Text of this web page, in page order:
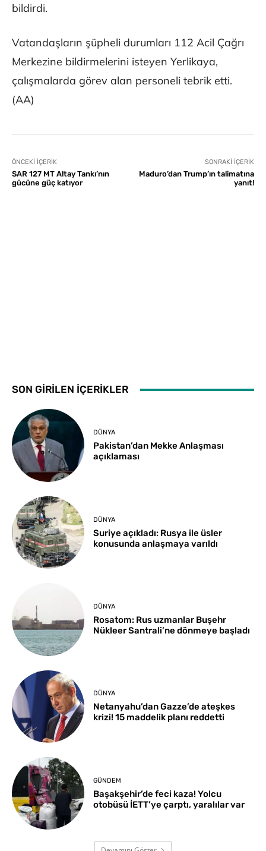
bildirdi.
Vatandaşların şüpheli durumları 112 Acil Çağrı
Merkezine bildirmelerini isteyen Yerlikaya,
çalışmalarda görev alan personeli tebrik etti.
(AA)
ÖNCEKI İÇERIK
SAR 127 MT Altay Tankı’nın
gücüne güç katıyor
SONRAKI İÇERIK
Maduro’dan Trump’ın talimatına
yanıt!
SON GİRİLEN İÇERİKLER
DÜNYA
Pakistan’dan Mekke Anlaşması
açıklaması
DÜNYA
Suriye açıkladı: Rusya ile üsler
konusunda anlaşmaya varıldı
DÜNYA
Rosatom: Rus uzmanlar Buşehr
Nükleer Santrali’ne dönmeye başladı
DÜNYA
Netanyahu’dan Gazze’de ateşkes
krizi! 15 maddelik planı reddetti
GÜNDEM
Başakşehir’de feci kaza! Yolcu
otobüsü İETT’ye çarptı, yaralılar var